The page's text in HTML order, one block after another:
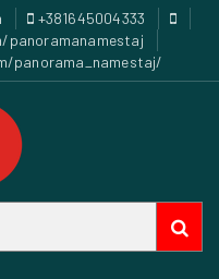
+381645004333
panorama_namestaj/